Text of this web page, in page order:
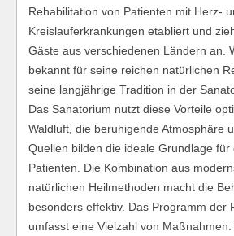
Rehabilitation von Patienten mit Herz‑
Kreislauferkrankungen etabliert und
Gäste aus verschiedenen Ländern an.
bekannt für seine reichen natürlichen
seine langjährige Tradition in der
Das Sanatorium nutzt diese Vorteile
Waldluft, die beruhigende Atmosphäre
Quellen bilden die ideale Grundlage für
Patienten. Die Kombination aus
natürlichen Heilmethoden macht die
besonders effektiv. Das Programm der
umfasst eine Vielzahl von